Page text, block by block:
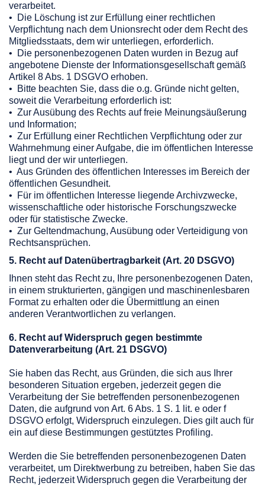
verarbeitet.
• Die Löschung ist zur Erfüllung einer rechtlichen
Verpflichtung nach dem Unionsrecht oder dem Recht des
Mitgliedsstaats, dem wir unterliegen, erforderlich.
• Die personenbezogenen Daten wurden in Bezug auf
angebotene Dienste der Informationsgesellschaft gemäß
Artikel 8 Abs. 1 DSGVO erhoben.
• Bitte beachten Sie, dass die o.g. Gründe nicht gelten,
soweit die Verarbeitung erforderlich ist:
• Zur Ausübung des Rechts auf freie Meinungsäußerung
und Information;
• Zur Erfüllung einer Rechtlichen Verpflichtung oder zur
Wahrnehmung einer Aufgabe, die im öffentlichen Interesse
liegt und der wir unterliegen.
• Aus Gründen des öffentlichen Interesses im Bereich der
öffentlichen Gesundheit.
• Für im öffentlichen Interesse liegende Archivzwecke,
wissenschaftliche oder historische Forschungszwecke
oder für statistische Zwecke.
• Zur Geltendmachung, Ausübung oder Verteidigung von
Rechtsansprüchen.
5. Recht auf Datenübertragbarkeit (Art. 20 DSGVO)
Ihnen steht das Recht zu, Ihre personenbezogenen Daten,
in einem strukturierten, gängigen und maschinenlesbaren
Format zu erhalten oder die Übermittlung an einen
anderen Verantwortlichen zu verlangen.
6. Recht auf Widerspruch gegen bestimmte
Datenverarbeitung (Art. 21 DSGVO)
Sie haben das Recht, aus Gründen, die sich aus Ihrer
besonderen Situation ergeben, jederzeit gegen die
Verarbeitung der Sie betreffenden personenbezogenen
Daten, die aufgrund von Art. 6 Abs. 1 S. 1 lit. e oder f
DSGVO erfolgt, Widerspruch einzulegen. Dies gilt auch für
ein auf diese Bestimmungen gestütztes Profiling.
Werden die Sie betreffenden personenbezogenen Daten
verarbeitet, um Direktwerbung zu betreiben, haben Sie das
Recht, jederzeit Widerspruch gegen die Verarbeitung der